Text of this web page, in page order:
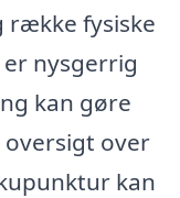
række fysiske
nysgerrig
kan gøre
oversigt over
kan